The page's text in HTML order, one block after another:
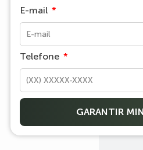
E-mail
Telefone
GARANTIR